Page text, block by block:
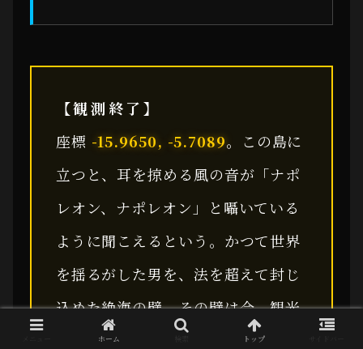
【観測終了】
座標 -15.9650, -5.7089。この島に
立つと、耳を掠める風の音が「ナポ
レオン、ナポレオン」と囁いている
ように聞こえるという。かつて世界
を揺るがした男を、法を超えて封じ
込めた絶海の壁。その壁は今、観光
の扉として開かれつつあるが、この
ホーム トップ